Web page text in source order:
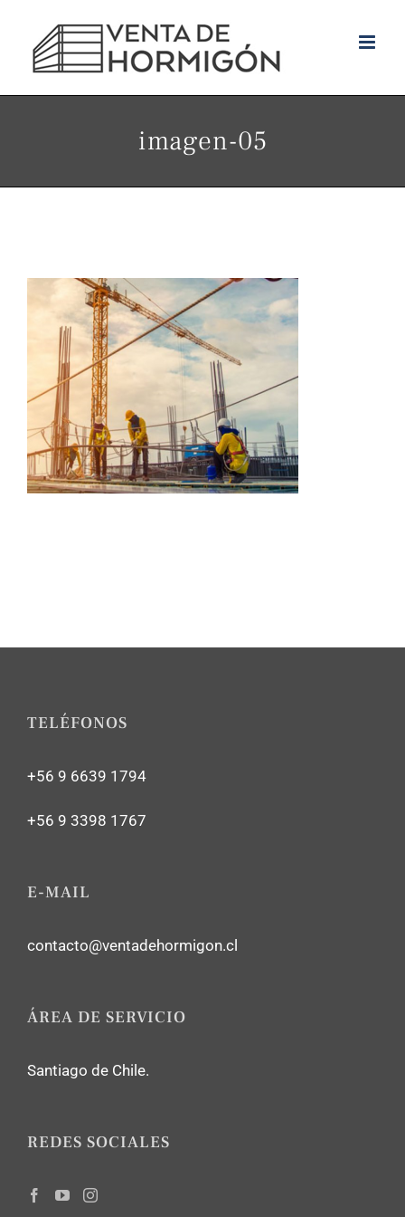
content
imagen-05
TELÉFONOS
+56 9 6639 1794
+56 9 3398 1767
E-MAIL
contacto@ventadehormigon.cl
ÁREA DE SERVICIO
Santiago de Chile.
REDES SOCIALES